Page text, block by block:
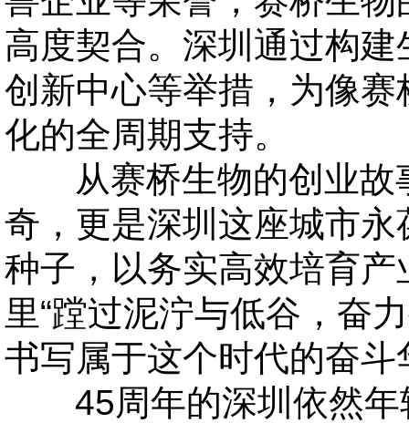
高度契合。深圳通过构
创新中心等举措，为像
化的全周期支持。
从赛桥生物的创业故
奇，更是深圳这座城市
种子，以务实高效培育
里“蹚过泥泞与低谷，奋
书写属于这个时代的奋斗
45周年的深圳依然年